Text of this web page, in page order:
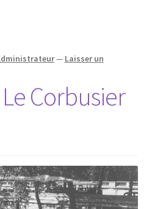
— Laisser un
Corbusier